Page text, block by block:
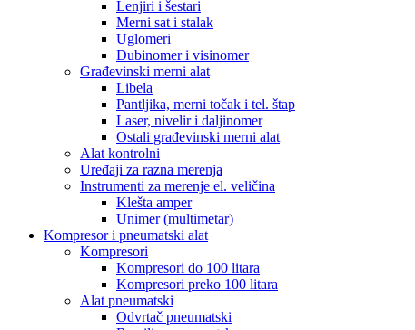
Lenjiri i šestari
Merni sat i stalak
Uglomeri
Dubinomer i visinomer
Građevinski merni alat
Libela
Pantljika, merni točak i tel. štap
Laser, nivelir i daljinomer
Ostali građevinski merni alat
Alat kontrolni
Uređaji za razna merenja
Instrumenti za merenje el. veličina
Klešta amper
Unimer (multimetar)
Kompresor i pneumatski alat
Kompresori
Kompresori do 100 litara
Kompresori preko 100 litara
Alat pneumatski
Odvrtač pneumatski